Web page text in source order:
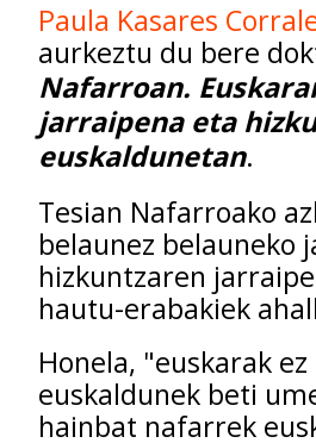
Paula Kasares
aurkeztu du bere
Nafarroan.
jarraipena eta
euskaldunetan.
Tesian Nafarroako
belaunez belauneko
hizkuntzaren
hautu-erabakiek
Honela, "euskarak
euskaldunek beti
hainbat nafarrek